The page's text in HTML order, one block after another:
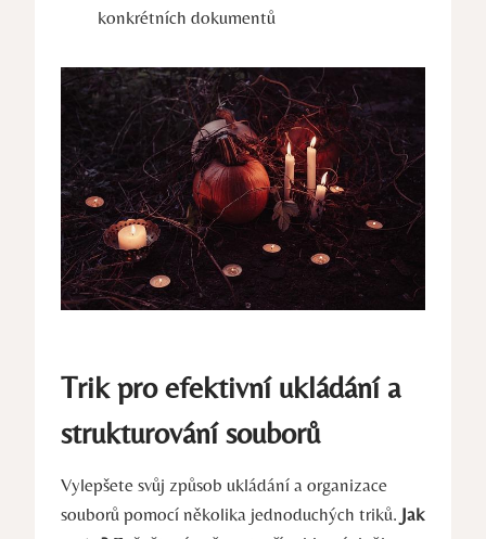
konkrétních dokumentů
Trik pro efektivní ukládání a
strukturování souborů
Vylepšete svůj způsob ukládání a organizace
souborů pomocí několika jednoduchých triků. Jak